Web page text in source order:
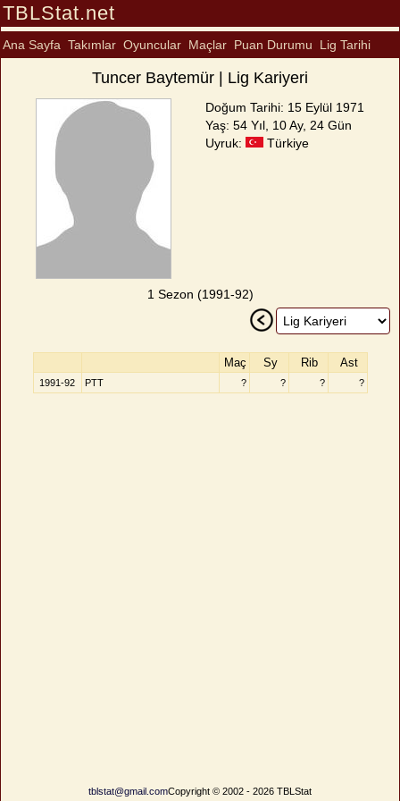
TBLStat.net
Ana Sayfa Takımlar Oyuncular Maçlar Puan Durumu Lig Tarihi
Tuncer Baytemür | Lig Kariyeri
Doğum Tarihi: 15 Eylül 1971
Yaş: 54 Yıl, 10 Ay, 24 Gün
Uyruk:
Türkiye
1 Sezon (1991-92)
Maç Sy Rib Ast
1991-92 PTT ? ? ? ?
tblstat@gmail.comCopyright © 2002 - 2026 TBLStat